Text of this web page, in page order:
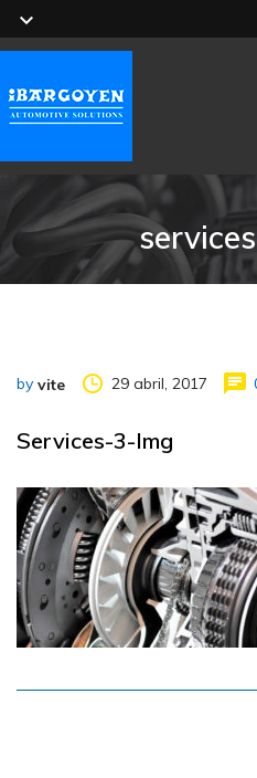
by vite 29 abril, 2017
Services-3-Img